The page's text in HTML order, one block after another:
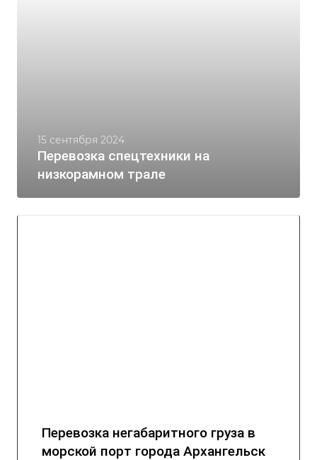
Перевозка спецтехники на
низкорамном трале
15 сентября 2024
Перевозка негабаритного груза в
морской порт города Архангельск